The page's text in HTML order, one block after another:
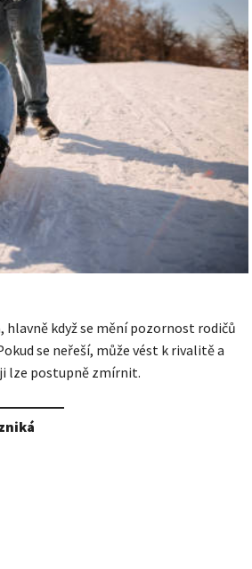
když se mění pozornost rodičů
se neřeší, může vést k rivalitě a
lze postupně zmírnit.